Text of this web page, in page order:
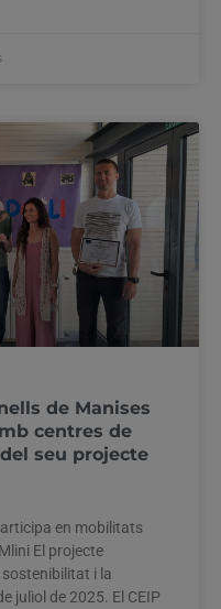
de Manises
centres de
seu projecte
en mobilitats
El projecte
sostenibilitat i la
juliol de 2025. El CEIP
per oferir-vos
les vostres preferències
un